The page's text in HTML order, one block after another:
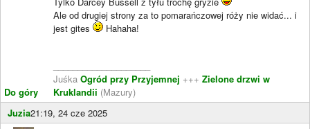
Do góry
Ale od drugiej strony za to pomarańczowej róży nie widać... i
jest gites
Hahaha!
Juśka Ogród przy Przyjemnej +++ Zielone drzwi w
Kruklandii (Mazury)
Juzia21:19, 24 cze 2025